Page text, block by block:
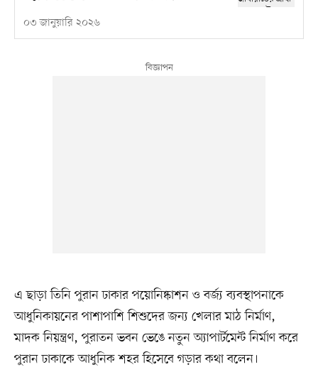
০৩ জানুয়ারি ২০২৬
এ ছাড়া তিনি পুরান ঢাকার পয়োনিষ্কাশন ও বর্জ্য ব্যবস্থাপনাকে
আধুনিকায়নের পাশাপাশি শিশুদের জন্য খেলার মাঠ নির্মাণ,
মাদক নিয়ন্ত্রণ, পুরাতন ভবন ভেঙে নতুন অ্যাপার্টমেন্ট নির্মাণ করে
পুরান ঢাকাকে আধুনিক শহর হিসেবে গড়ার কথা বলেন।